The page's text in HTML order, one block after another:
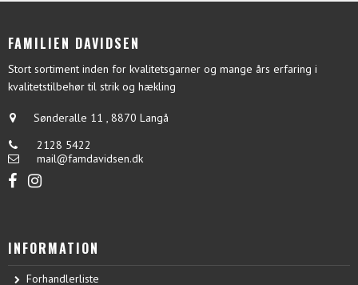
FAMILIEN DAVIDSEN
Stort sortiment inden for kvalitetsgarner og mange års erfaring i
kvalitetstilbehør til strik og hækling
Sønderalle 11 , 8870 Langå
2128 5422
mail@famdavidsen.dk
INFORMATION
Forhandlerliste